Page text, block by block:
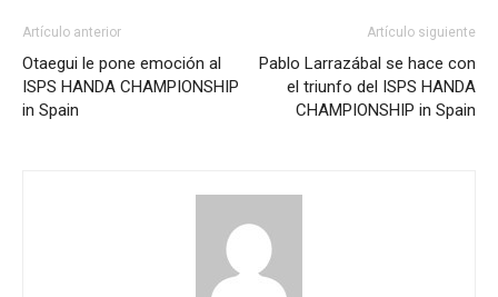
Artículo anterior
Otaegui le pone emoción al
ISPS HANDA CHAMPIONSHIP
in Spain
Artículo siguiente
Pablo Larrazábal se hace con
el triunfo del ISPS HANDA
CHAMPIONSHIP in Spain